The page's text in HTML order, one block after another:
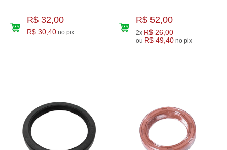
R$ 32,00
R$ 30,40 no pix
R$ 52,00
2x R$ 26,00
ou R$ 49,40 no pix